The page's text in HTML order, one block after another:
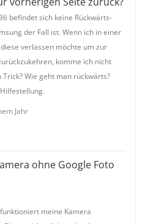
befindet sich keine Rückwärts-
der Fall ist. Wenn ich in einer
verlassen möchte um zur
komme ich nicht
Wie geht man rückwärts?
Jahr
ohne Google Foto
meine Kamera